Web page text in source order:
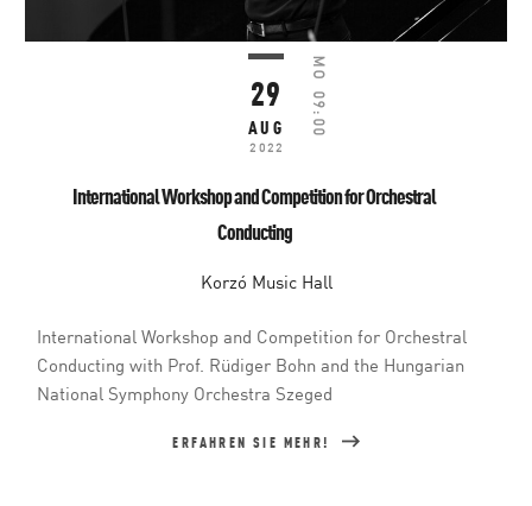
29
AUG
2022
MO
09:00
International Workshop and Competition for Orchestral
Conducting
Korzó Music Hall
International Workshop and Competition for Orchestral
Conducting with Prof. Rüdiger Bohn and the Hungarian
National Symphony Orchestra Szeged
ERFAHREN SIE MEHR!